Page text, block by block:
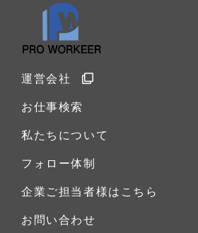
運営会社
お仕事検索
私たちについて
フォロー体制
企業ご担当者様はこちら
お問い合わせ